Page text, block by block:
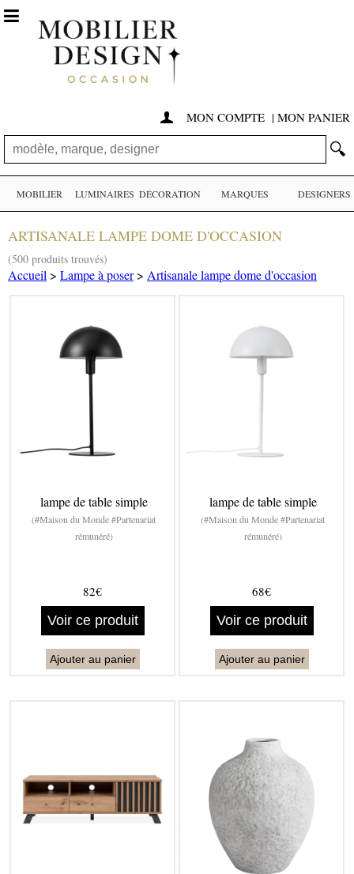
 MON COMPTE | MON PANIER
🔍

MOBILIER LUMINAIRES DÉCORATION MARQUES DESIGNERS
ARTISANALE LAMPE DOME D'OCCASION
(500 produits trouvés)
Accueil > Lampe à poser> Artisanale lampe dome d'occasion
lampe de table simple
(#Maison du Monde #Partenariat
rémunéré)
82€
Voir ce produit
Ajouter au panier
lampe de table simple
(#Maison du Monde #Partenariat
rémunéré)
68€
Voir ce produit
Ajouter au panier